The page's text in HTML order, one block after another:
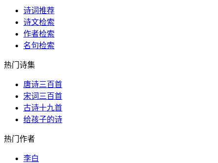
诗词推荐
诗文检索
作者检索
名句检索
热门诗集
唐诗三百首
宋词三百首
古诗十九首
给孩子的诗
热门作者
李白